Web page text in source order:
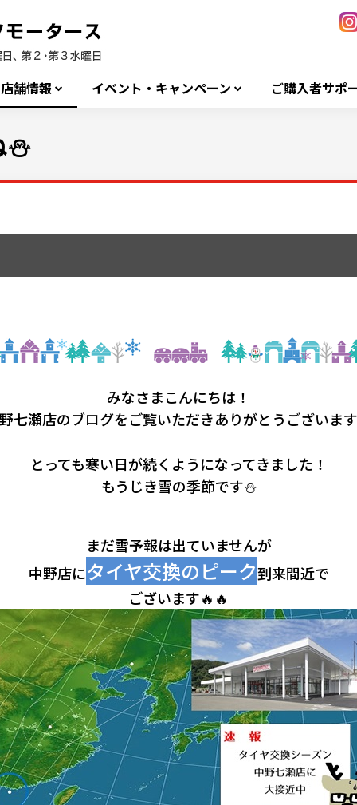
店舗情報 イベント・キャンペーン ご購入者サポ
みなさまこんにちは！
七瀬店のブログをご覧いただきありがとうございま
とっても寒い日が続くようになってきました！
もうじき雪の季節です⛄
まだ雪予報は出ていませんが
中野店にタイヤ交換のピーク到来間近で
ございます🔥🔥